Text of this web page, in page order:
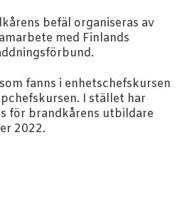
befäl organiseras av
med Finlands
fanns i enhetschefskursen
I stället har
för brandkårens utbildare
2022.